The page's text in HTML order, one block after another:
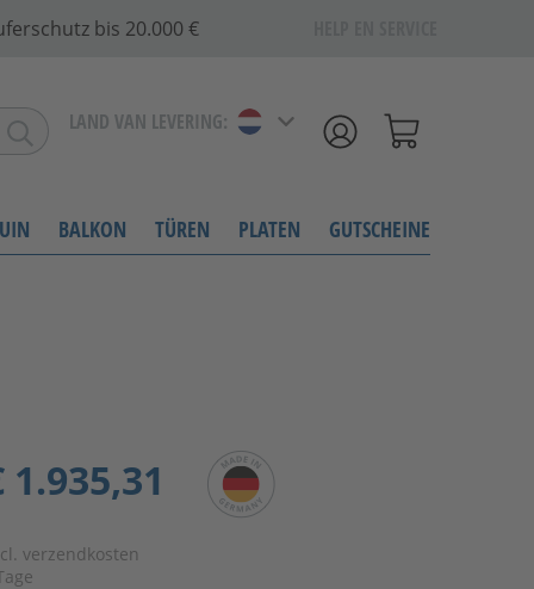
bis 20.000 €
LAND VAN LEVERING:
BALKON TÜREN PLATEN GUTSCHEINE
verzendkosten